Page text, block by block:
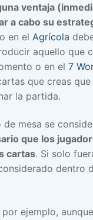
ventaja
a cabo su
en el Agrícola
aquello que
o en el 7
que creas que
la partida.
de mesa se
que los
cartas. Si solo
dentro
por ejemplo,